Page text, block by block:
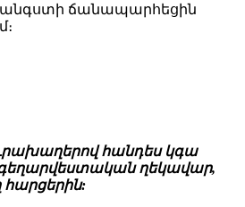
ճանապարհեցին
հանդես կգա
գեղարվեստական ղեկավար,